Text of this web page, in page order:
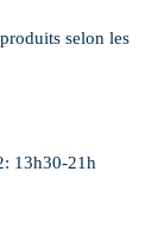
selon les
13h30-21h